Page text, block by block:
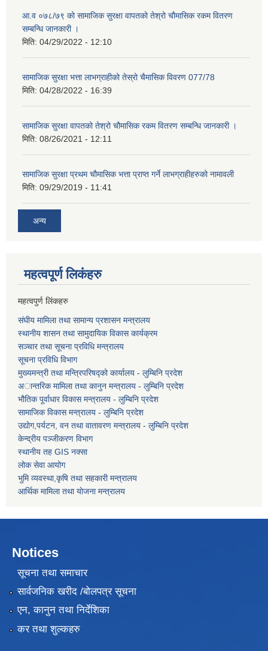
आ.व ०७८/७९ को सामाजिक सुरक्षा वापतको तेश्रो चौमासिक रकम वितरण
सम्बन्धि जानकारी ।
मिति: 04/29/2022 - 12:10
सामाजिक सुरक्षा भत्ता लाभग्राहीको तेस्रो चैमासिक विवरण 077/78
मिति: 04/28/2022 - 16:39
सामाजिक सुरक्षा वापतको तेश्रो चौमासिक रकम वितरण सम्बन्धि जानकारी ।
मिति: 08/26/2021 - 12:11
सामाजिक सुरक्षा प्रथम चौमासिक भत्ता प्राप्त गर्ने लाभग्राहीहरुको नामावली
मिति: 09/29/2019 - 11:41
अन्य
महत्वपूर्ण लि‌कंंहरु
महत्वपुर्ण लिंकहरु
संघीय मामिला तथा सामान्य प्रशासन मन्त्रालय
स्थानीय शासन तथा सामुदायिक विकास कार्यक्रम
सञ्चार तथा सूचना प्रविधि मन्त्रालय
सूचना प्रविधि विभाग
मुख्यमन्त्री तथा मन्त्रिपरिषद्को कार्यालय - लुम्बिनि प्रदेश
अान्तरिक मामिला तथा कानुन मन्त्रालय - लुम्बिनि प्रदेश
भौतिक पूर्वाधार विकास मन्त्रालय - लुम्बिनि प्रदेश
सामाजिक विकास मन्त्रालय - लुम्बिनि प्रदेश
उद्याेग,पर्यटन, वन तथा वातावरण मन्त्रालय - लुम्बिनि प्रदेश
केन्द्रीय पञ्जीकरण विभाग
स्थानीय तह GIS नक्सा
लोक सेवा आयोग
भुमि व्यवस्था,कृषि तथा सहकारी मन्त्रालय
आर्थिक मामिला तथा याेजना मन्त्रालय
Notices
सूचना तथा समाचार
सार्वजनिक खरीद /बोलपत्र सूचना
एन, कानुन तथा निर्देशिका
कर तथा शुल्कहरु